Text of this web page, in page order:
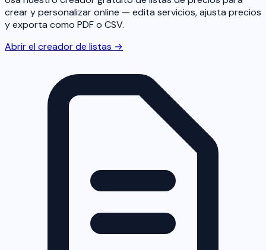
crear y personalizar online — edita servicios, ajusta precios
y exporta como PDF o CSV.
Abrir el creador de listas →